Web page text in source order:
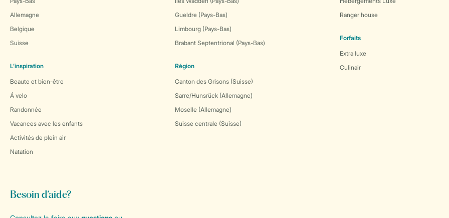
Allemagne
Belgique
Suisse
L’inspiration
Beaute et bien-être
Á velo
Randonnée
Vacances avec les enfants
Activités de plein air
Natation
Gueldre (Pays-Bas)
Limbourg (Pays-Bas)
Brabant Septentrional (Pays-Bas)
Région
Canton des Grisons (Suisse)
Sarre/Hunsrück (Allemagne)
Moselle (Allemagne)
Suisse centrale (Suisse)
Ranger house
Forfaits
Extra luxe
Culinair
Besoin d’aide?